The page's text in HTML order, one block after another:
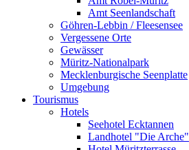
Amt Seenlandschaft
Göhren-Lebbin / Fleesensee
Vergessene Orte
Gewässer
Müritz-Nationalpark
Mecklenburgische Seenplatte
Umgebung
Tourismus
Hotels
Seehotel Ecktannen
Landhotel "Die Arche"